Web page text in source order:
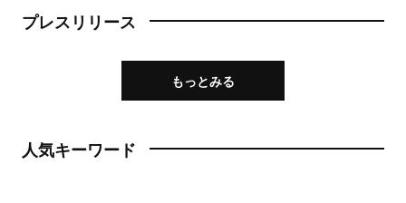
プレスリリース
もっとみる
人気キーワード